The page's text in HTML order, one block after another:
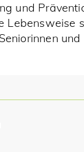
und
Lebensweise
und